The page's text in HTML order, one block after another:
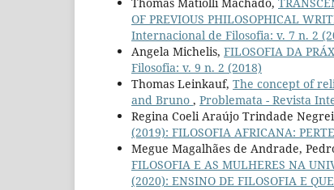
OF PREVIOUS PHILOSOPHICAL
Internacional de Filosofia: v. 7 n. 2
Angela Michelis, FILOSOFIA DA
Filosofia: v. 9 n. 2 (2018)
Thomas Leinkauf, The concept of
and Bruno , Problemata - Revista
Regina Coeli Araújo Trindade
(2019): FILOSOFIA AFRICANA:
Megue Magalhães de Andrade,
FILOSOFIA E AS MULHERES NA
(2020): ENSINO DE FILOSOFIA E